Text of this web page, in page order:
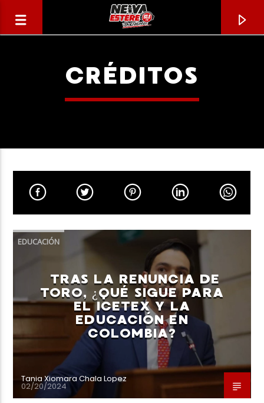
TÍTULO
Neiva Estereo
CRÉDITOS
EDUCACIÓN
TRAS LA RENUNCIA DE
TORO, ¿QUÉ SIGUE PARA
EL ICETEX Y LA
EDUCACIÓN EN
COLOMBIA?
Tania Xiomara Chala Lopez
02/20/2024